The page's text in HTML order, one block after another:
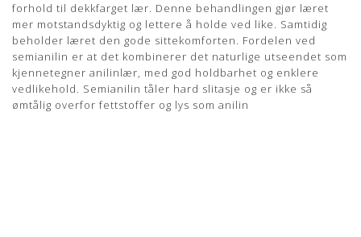
forhold til dekkfarget lær. Denne behandlingen gjør læret
mer motstandsdyktig og lettere å holde ved like. Samtidig
beholder læret den gode sittekomforten. Fordelen ved
semianilin er at det kombinerer det naturlige utseendet som
kjennetegner anilinlær, med god holdbarhet og enklere
vedlikehold. Semianilin tåler hard slitasje og er ikke så
ømtålig overfor fettstoffer og lys som anilin